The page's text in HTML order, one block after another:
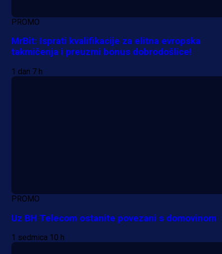
PROMO
MrBit: Isprati kvalifikacije za elitna evropska
takmičenja i preuzmi bonus dobrodošlice!
1 dan 7 h
PROMO
Uz BH Telecom ostanite povezani s domovinom
1 sedmica 10 h